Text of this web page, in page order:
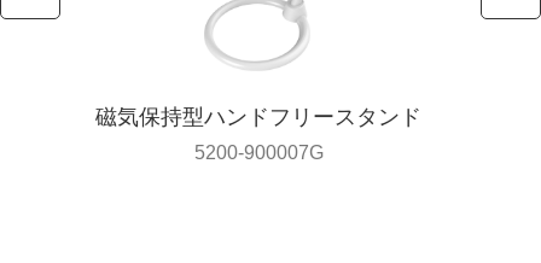
磁気保持型ハンドフリースタンド
5200-900007G